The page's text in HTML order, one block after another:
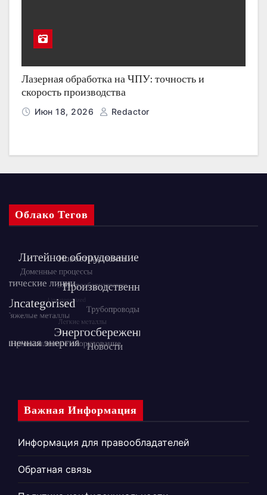
Лазерная обработка на ЧПУ: точность и
скорость производства
Июн 18, 2026 Redactor
Облако Тегов
Важная Информация
Информация для правообладателей
Обратная связь